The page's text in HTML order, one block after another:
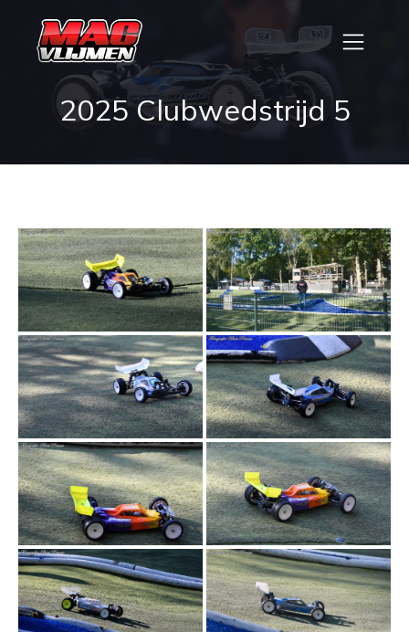
2025 Clubwedstrijd 5